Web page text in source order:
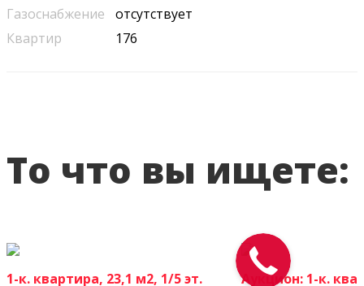
Газоснабжение
отсутствует
Квартир
176
То что вы ищете:
1-к. квартира, 23,1 м2, 1/5 эт. Аукцион: 1-к.